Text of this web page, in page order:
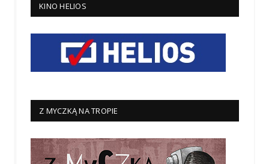
KINO HELIOS
Z MYCZKĄ NA TROPIE